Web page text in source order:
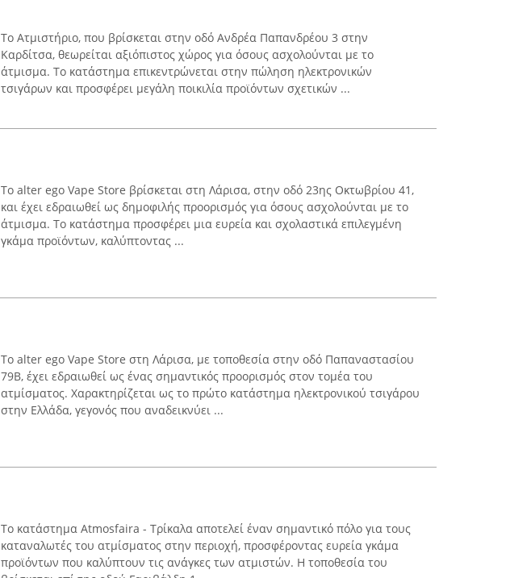
Το Ατμιστήριο, που βρίσκεται στην οδό Ανδρέα Παπανδρέου 3 στην
Καρδίτσα, θεωρείται αξιόπιστος χώρος για όσους ασχολούνται με το
άτμισμα. Το κατάστημα επικεντρώνεται στην πώληση ηλεκτρονικών
τσιγάρων και προσφέρει μεγάλη ποικιλία προϊόντων σχετικών ...
Το alter ego Vape Store βρίσκεται στη Λάρισα, στην οδό 23ης Οκτωβρίου 41,
και έχει εδραιωθεί ως δημοφιλής προορισμός για όσους ασχολούνται με το
άτμισμα. Το κατάστημα προσφέρει μια ευρεία και σχολαστικά επιλεγμένη
γκάμα προϊόντων, καλύπτοντας ...
Το alter ego Vape Store στη Λάρισα, με τοποθεσία στην οδό Παπαναστασίου
79Β, έχει εδραιωθεί ως ένας σημαντικός προορισμός στον τομέα του
ατμίσματος. Χαρακτηρίζεται ως το πρώτο κατάστημα ηλεκτρονικού τσιγάρου
στην Ελλάδα, γεγονός που αναδεικνύει ...
Το κατάστημα Atmosfaira - Τρίκαλα αποτελεί έναν σημαντικό πόλο για τους
καταναλωτές του ατμίσματος στην περιοχή, προσφέροντας ευρεία γκάμα
προϊόντων που καλύπτουν τις ανάγκες των ατμιστών. Η τοποθεσία του